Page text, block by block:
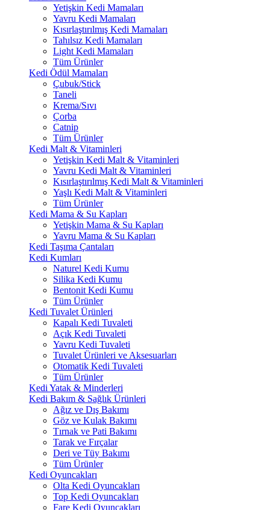
Yetişkin Kedi Mamaları
Yavru Kedi Mamaları
Kısırlaştırılmış Kedi Mamaları
Tahılsız Kedi Mamaları
Light Kedi Mamaları
Tüm Ürünler
Kedi Ödül Mamaları
Çubuk/Stick
Taneli
Krema/Sıvı
Çorba
Catnip
Tüm Ürünler
Kedi Malt & Vitaminleri
Yetişkin Kedi Malt & Vitaminleri
Yavru Kedi Malt & Vitaminleri
Kısırlaştırılmış Kedi Malt & Vitaminleri
Yaşlı Kedi Malt & Vitaminleri
Tüm Ürünler
Kedi Mama & Su Kapları
Yetişkin Mama & Su Kapları
Yavru Mama & Su Kapları
Kedi Taşıma Çantaları
Kedi Kumları
Naturel Kedi Kumu
Silika Kedi Kumu
Bentonit Kedi Kumu
Tüm Ürünler
Kedi Tuvalet Ürünleri
Kapalı Kedi Tuvaleti
Açık Kedi Tuvaleti
Yavru Kedi Tuvaleti
Tuvalet Ürünleri ve Aksesuarları
Otomatik Kedi Tuvaleti
Tüm Ürünler
Kedi Yatak & Minderleri
Kedi Bakım & Sağlık Ürünleri
Ağız ve Dış Bakımı
Göz ve Kulak Bakımı
Tırnak ve Pati Bakımı
Tarak ve Fırçalar
Deri ve Tüy Bakımı
Tüm Ürünler
Kedi Oyuncakları
Olta Kedi Oyuncakları
Top Kedi Oyuncakları
Fare Kedi Oyuncakları